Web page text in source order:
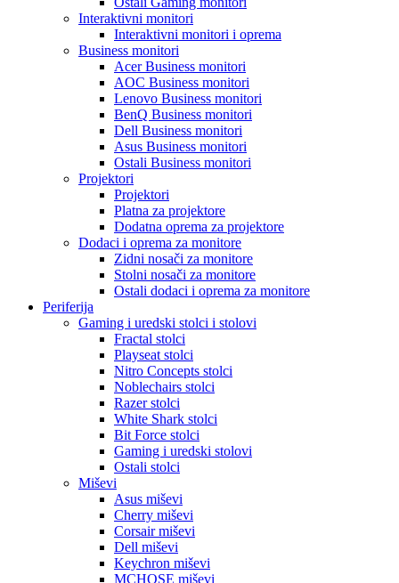
Interaktivni monitori
Interaktivni monitori i oprema
Business monitori
Acer Business monitori
AOC Business monitori
Lenovo Business monitori
BenQ Business monitori
Dell Business monitori
Asus Business monitori
Ostali Business monitori
Projektori
Projektori
Platna za projektore
Dodatna oprema za projektore
Dodaci i oprema za monitore
Zidni nosači za monitore
Stolni nosači za monitore
Ostali dodaci i oprema za monitore
Periferija
Gaming i uredski stolci i stolovi
Fractal stolci
Playseat stolci
Nitro Concepts stolci
Noblechairs stolci
Razer stolci
White Shark stolci
Bit Force stolci
Gaming i uredski stolovi
Ostali stolci
Miševi
Asus miševi
Cherry miševi
Corsair miševi
Dell miševi
Keychron miševi
MCHOSE miševi